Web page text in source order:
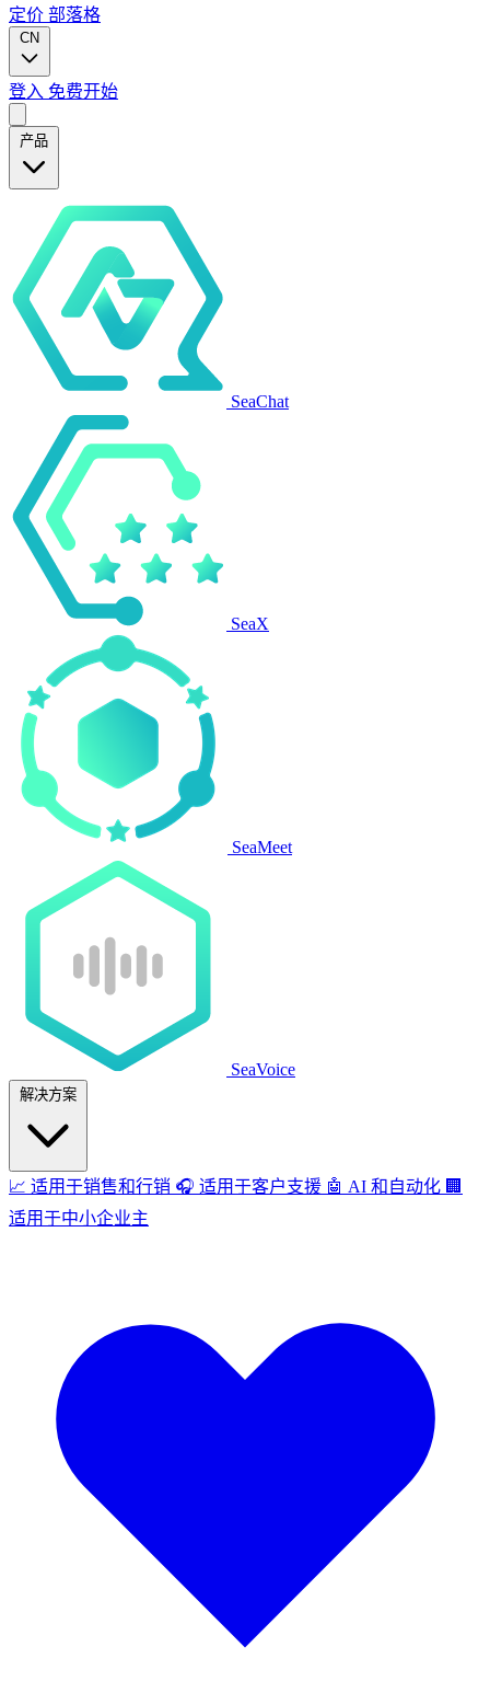
定价 部落格
CN
登入 免费开始
产品
SeaChat
SeaX
SeaMeet
SeaVoice
解决方案
📈 适用于销售和行销 🎧 适用于客户支援 🤖 AI 和自动化 🏢
适用于中小企业主